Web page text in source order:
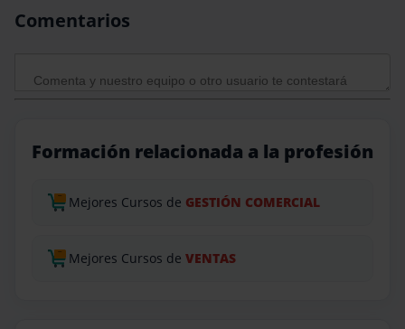
Comentarios
Formación relacionada a la profesión
Mejores Cursos de GESTIÓN COMERCIAL
Mejores Cursos de VENTAS